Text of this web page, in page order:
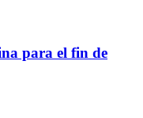
para el fin de